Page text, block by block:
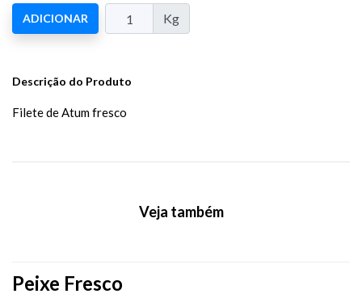
ADICIONAR Kg
Descrição do Produto
Filete de Atum fresco
Veja também
Peixe Fresco